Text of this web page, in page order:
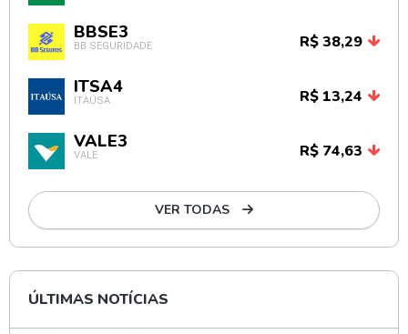
BBSE3
BB SEGURIDADE R$ 38,29
ITSA4
ITAÚSA R$ 13,24
VALE3
VALE R$ 74,63
VER TODAS
ÚLTIMAS NOTÍCIAS